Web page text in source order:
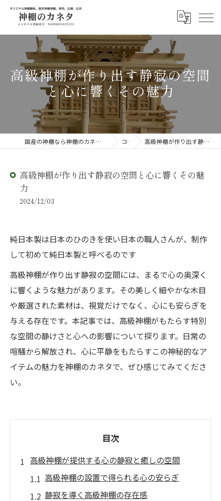
高級神棚が作り出す静寂の空間
と心に響くその魅力
国産の神棚なら神棚のカネタ ～日々のしあわせを感じる物を～ コラム 高級神棚が作り出す静寂の空間と心に響くその魅力
高級神棚が作り出す静寂の空間と心に響くその魅
力
2024/12/03
純日本製は日本のひのきを使い日本の職人さんが、制作
して初めて純日本製と呼べるのです
高級神棚が作り出す静寂の空間には、まるで心の奥深く
に響くような魅力があります。その美しく細やかな木目
や厳選された素材は、視覚だけでなく、心にも安らぎを
与える存在です。本記事では、高級神棚がもたらす特別
な空間の静けさと心への影響について探ります。日常の
喧騒から解放され、心に平静をもたらすこの神秘的なア
イテムの魅力を神棚のカネタで、ぜひ感じてみてくださ
い。
目次
高級神棚が提供する心の静寂と癒しの空間
高級神棚の設置で得られる心の安らぎ
静寂を導く高級神棚の存在感